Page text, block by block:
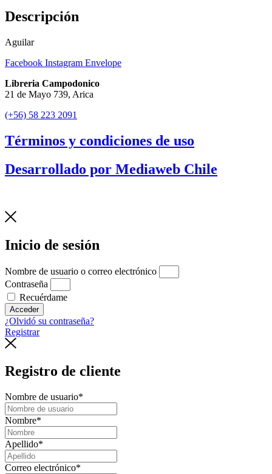
Descripción
Aguilar
Facebook Instagram Envelope
Libreria Campodonico
21 de Mayo 739, Arica
(+56) 58 223 2091
Términos y condiciones de uso
Desarrollado por Mediaweb Chile
Inicio de sesión
Nombre de usuario o correo electrónico
Contraseña
Recuérdame
Acceder
¿Olvidó su contraseña?
Registrar
Registro de cliente
Nombre de usuario*
Nombre*
Apellido*
Correo electrónico*